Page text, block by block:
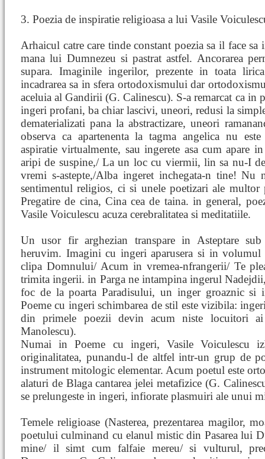
3. Poezia de inspiratie religioasa a lui Vasile
Arhaicul catre care tinde constant poezia sa il face sa
mana lui Dumnezeu si pastrat astfel. Ancorarea
supara. Imaginile ingerilor, prezente in toata
incadrarea sa in sfera ortodoxismului dar
aceluia al Gandirii (G. Calinescu). S-a remarcat ca in
ingeri profani, ba chiar lascivi, uneori, redusi la
dematerializati pana la abstractizare, uneori
observa ca apartenenta la tagma angelica nu
aspiratie virtualmente, sau ingerete asa cum apare
aripi de suspine,/ La un loc cu viermii, lin sa nu-I
vremi s-astepte,/Alba ingeret inchegata-n tine! Nu
sentimentul religios, ci si unele poetizari ale
Pregatire de cina, Cina cea de taina. in general,
Vasile Voiculescu acuza cerebralitatea si meditatiile.
Un usor fir arghezian transpare in Asteptare
heruvim. Imagini cu ingeri aparusera si in
clipa Domnului/ Acum in vremea-nfrangerii/ Te
trimita ingerii. in Parga ne intampina ingerul
foc de la poarta Paradisului, un inger groaznic si
Poeme cu ingeri schimbarea de stil este vizibila:
din primele poezii devin acum niste locuitori
Manolescu).
Numai in Poeme cu ingeri, Vasile Voiculescu
originalitatea, punandu-l de altfel intr-un grup de
instrument mitologic elementar. Acum poetul este
alaturi de Blaga cantarea jelei metafizice (G.
se prelungeste in ingeri, infiorate plasmuiri ale unui
Temele religioase (Nasterea, prezentarea magilor,
poetului culminand cu elanul mistic din Pasarea lui
mine/ il simt cum falfaie mereu/ si vulturul,